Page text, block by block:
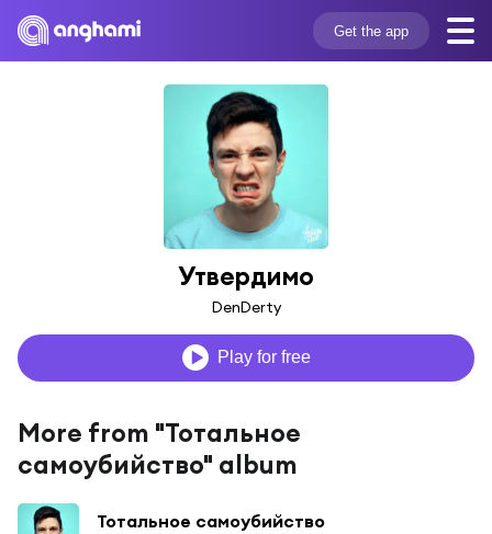
Get the app
Утвердимо
DenDerty
Play for free
More from "Тотальное
самоубийство" album
Тотальное самоубийство